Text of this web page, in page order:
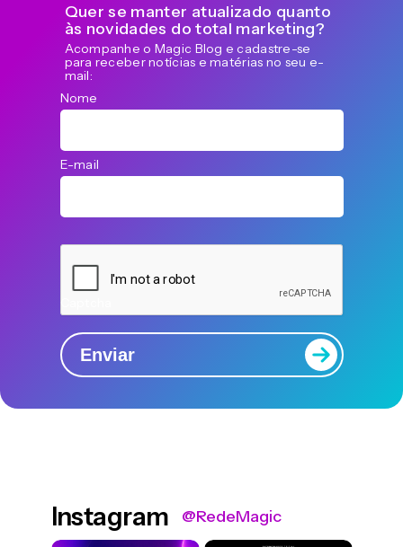
Quer se manter atualizado quanto
às novidades do total marketing?
Acompanhe o Magic Blog e cadastre-se
para receber notícias e matérias no seu e-
mail:
Nome
E-mail
Enviar
Instagram @RedeMagic